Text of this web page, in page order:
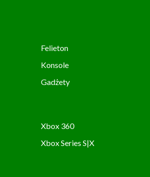
Felieton
Konsole
Gadżety
Xbox 360
Xbox Series S|X